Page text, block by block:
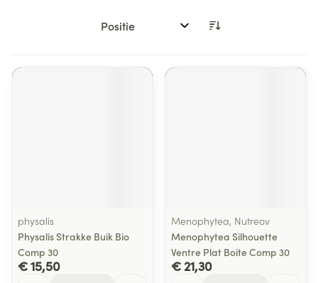
Sorteer op:
physalis
Physalis Strakke Buik Bio
Comp 30
€ 15,50
Menophytea, Nutreov
Menophytea Silhouette
Ventre Plat Boite Comp 30
€ 21,30